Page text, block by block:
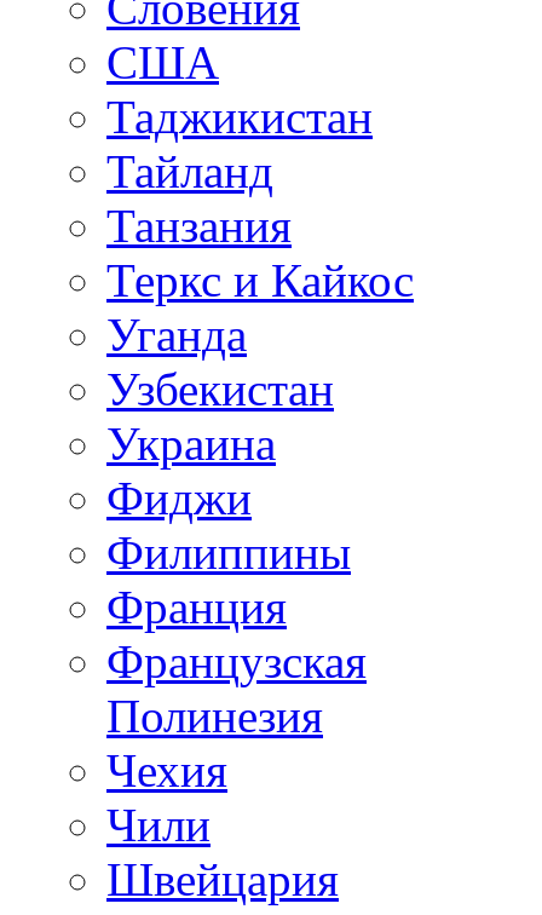
США
Таджикистан
Тайланд
Танзания
Теркс и Кайкос
Уганда
Узбекистан
Украина
Фиджи
Филиппины
Франция
Французская
Полинезия
Чехия
Чили
Швейцария